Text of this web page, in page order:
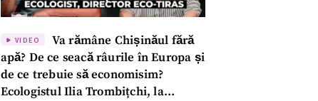
VIDEO
Va rămâne Chișinăul fără
apă? De ce seacă râurile în Europa și
de ce trebuie să economisim?
Ecologistul Ilia Trombițchi, la